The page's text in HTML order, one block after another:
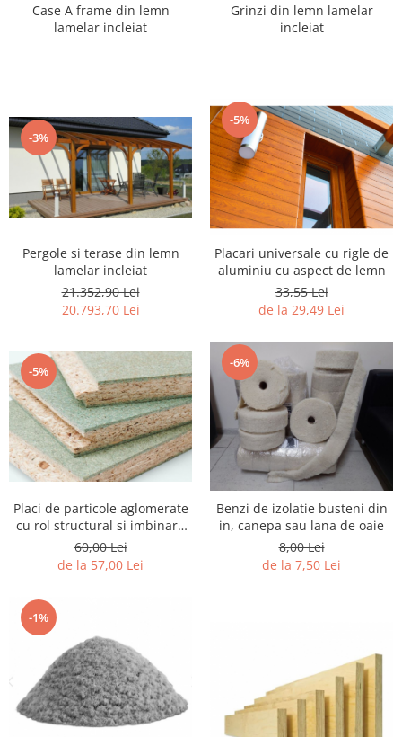
Case A frame din lemn
lamelar incleiat
Grinzi din lemn lamelar
incleiat
-3%
Pergole si terase din lemn
lamelar incleiat
21.352,90 Lei
20.793,70 Lei
-5%
Placari universale cu rigle de
aluminiu cu aspect de lemn
33,55 Lei
de la 29,49 Lei
-5%
Placi de particole aglomerate
cu rol structural si imbinare
nut si feder
60,00 Lei
de la 57,00 Lei
-6%
Benzi de izolatie busteni din
in, canepa sau lana de oaie
8,00 Lei
de la 7,50 Lei
-1%